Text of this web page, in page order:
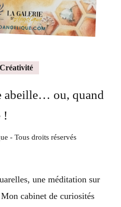
Créativité
abeille… ou, quand
!
- Tous droits réservés
une méditation sur
cabinet de curiosités